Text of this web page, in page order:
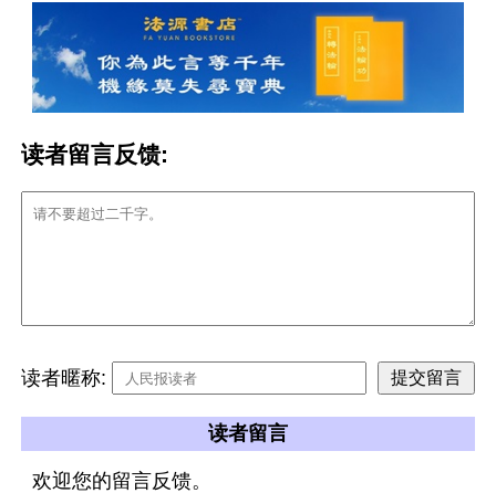
读者留言反馈:
读者暱称:
读者留言
欢迎您的留言反馈。